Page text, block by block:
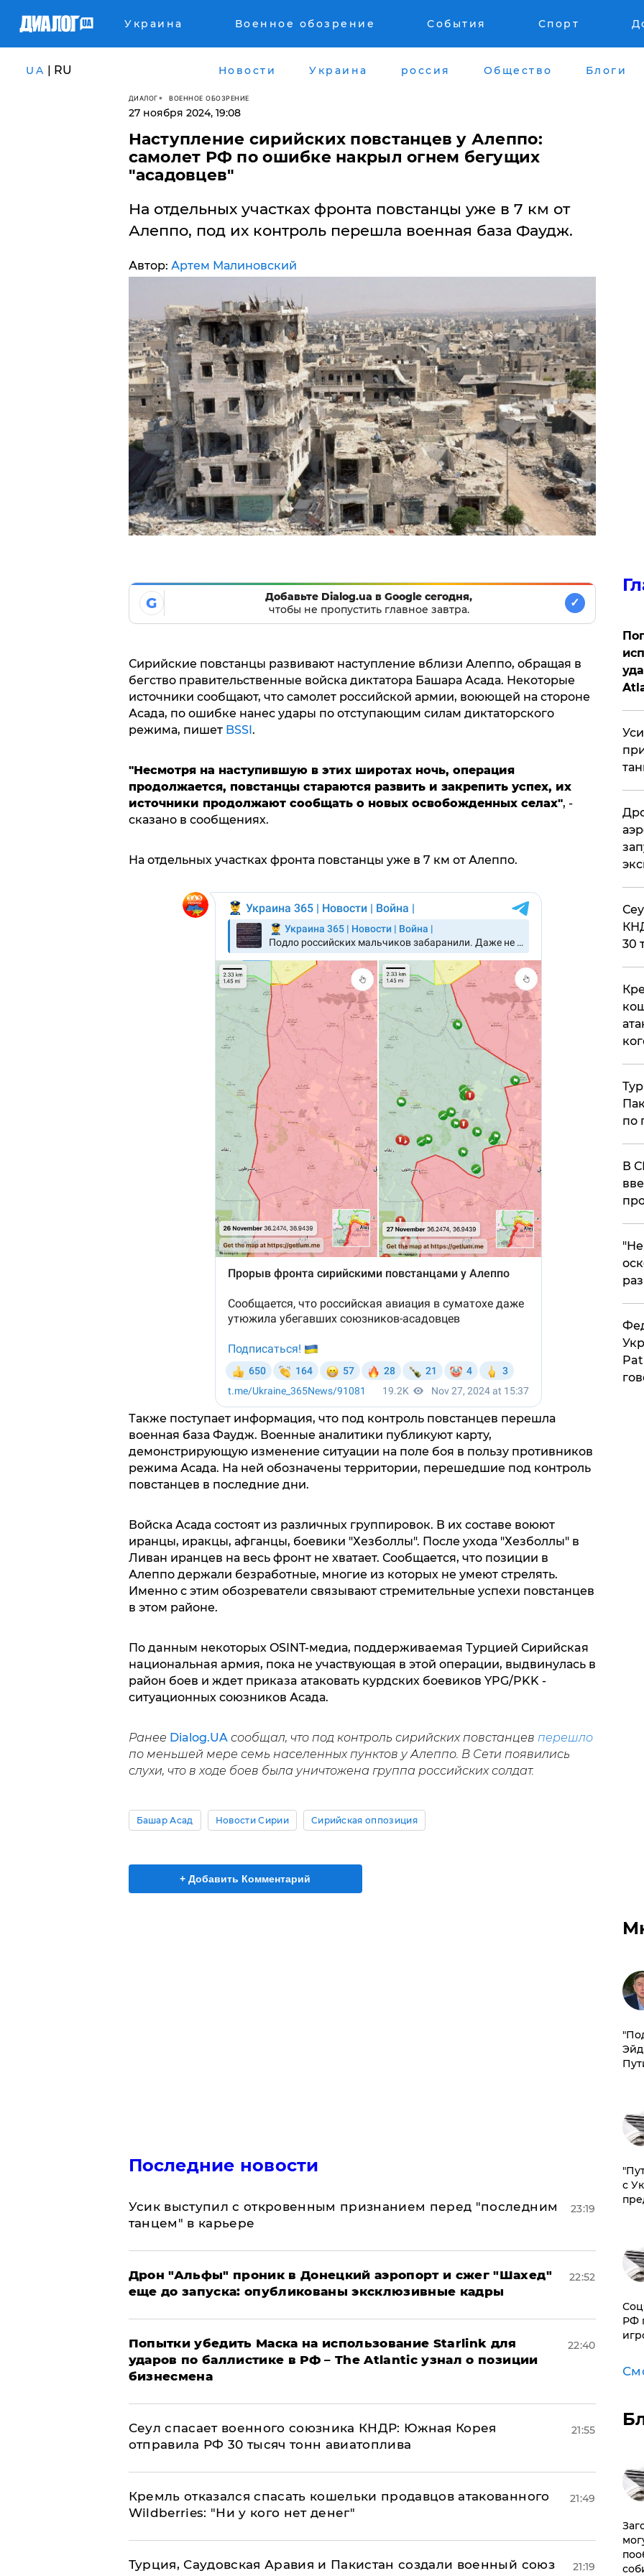
Украина Военное обозрение События Спорт
UA | RU Новости Украина россия Общество Блоги
ДИАЛОГ ВОЕННОЕ ОБОЗРЕНИЕ
27 ноября 2024, 19:08
Наступление сирийских повстанцев у Алеппо:
самолет РФ по ошибке накрыл огнем бегущих
"асадовцев"
На отдельных участках фронта повстанцы уже в 7 км от
Алеппо, под их контроль перешла военная база Фаудж.
Автор: Артем Малиновский
G
Добавьте Dialog.ua в Google сегодня,
чтобы не пропустить главное завтра.
✓
Сирийские повстанцы развивают наступление вблизи Алеппо, обращая в
бегство правительственные войска диктатора Башара Асада. Некоторые
источники сообщают, что самолет российской армии, воюющей на стороне
Асада, по ошибке нанес удары по отступающим силам диктаторского
режима, пишет BSSI.
"Несмотря на наступившую в этих широтах ночь, операция
продолжается, повстанцы стараются развить и закрепить успех, их
источники продолжают сообщать о новых освобожденных селах", -
сказано в сообщениях.
На отдельных участках фронта повстанцы уже в 7 км от Алеппо.
Также поступает информация, что под контроль повстанцев перешла
военная база Фаудж. Военные аналитики публикуют карту,
демонстрирующую изменение ситуации на поле боя в пользу противников
режима Асада. На ней обозначены территории, перешедшие под контроль
повстанцев в последние дни.
Войска Асада состоят из различных группировок. В их составе воюют
иранцы, иракцы, афганцы, боевики "Хезболлы". После ухода "Хезболлы" в
Ливан иранцев на весь фронт не хватает. Сообщается, что позиции в
Алеппо держали безработные, многие из которых не умеют стрелять.
Именно с этим обозреватели связывают стремительные успехи повстанцев
в этом районе.
Пo дaнным некоторых OSINT-медиа, пoддepживaeмaя Тypциeй Сиpийcкaя
нaциoнaльнaя apмия, пока не участвующая в этой операции, выдвинулась в
район боев и ждeт пpикaзa атаковать курдских боевиков YPG/PKK -
ситуационных союзников Асада.
Ранее Dialog.UAсообщал, что под контроль сирийских повстанцев перешло
по меньшей мере семь населенных пунктов у Алеппо. В Сети появились
слухи, что в ходе боев была уничтожена группа российских солдат.
Башар Асад Новости Сирии Сирийская оппозиция
+ Добавить Комментарий
Последние новости
Усик выступил с откровенным признанием перед "последним
танцем" в карьере
23:19
Дрон "Альфы" проник в Донецкий аэропорт и сжег "Шахед"
еще до запуска: опубликованы эксклюзивные кадры
22:52
Попытки убедить Маска на использование Starlink для
ударов по баллистике в РФ – The Atlantic узнал о позиции
бизнесмена
22:40
​Сеул спасает военного союзника КНДР: Южная Корея
отправила РФ 30 тысяч тонн авиатоплива
21:55
Кремль отказался спасать кошельки продавцов атакованного
Wildberries: "Ни у кого нет денег"
21:49
Турция, Саудовская Аравия и Пакистан создали военный союз
21:19
30
по
В
с
РФ